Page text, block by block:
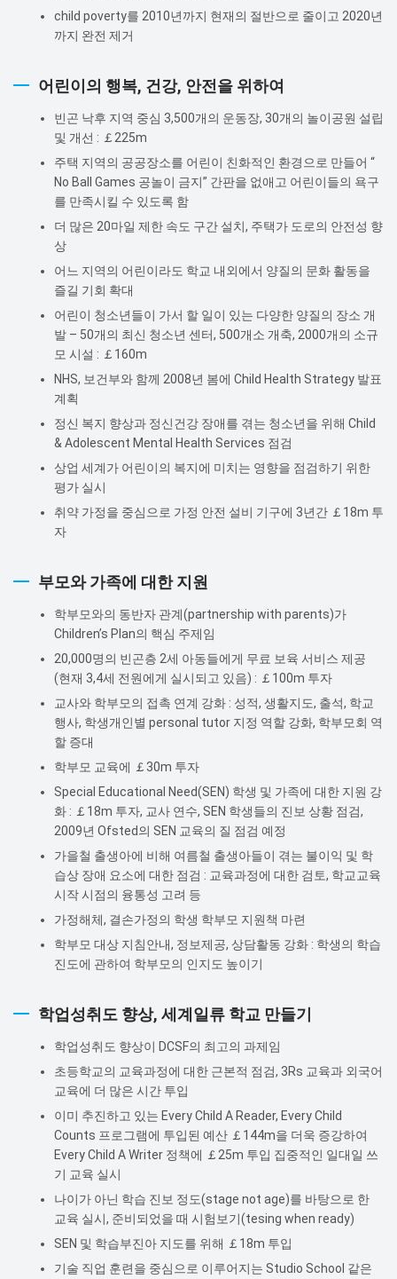
child poverty를 2010년까지 현재의 절반으로 줄이고 2020년
까지 완전 제거
어린이의 행복, 건강, 안전을 위하여
빈곤 낙후 지역 중심 3,500개의 운동장, 30개의 놀이공원 설립
및 개선 : ￡225m
주택 지역의 공공장소를 어린이 친화적인 환경으로 만들어 “
No Ball Games 공놀이 금지” 간판을 없애고 어린이들의 욕구
를 만족시킬 수 있도록 함
더 많은 20마일 제한 속도 구간 설치, 주택가 도로의 안전성 향
상
어느 지역의 어린이라도 학교 내외에서 양질의 문화 활동을
즐길 기회 확대
어린이 청소년들이 가서 할 일이 있는 다양한 양질의 장소 개
발 – 50개의 최신 청소년 센터, 500개소 개축, 2000개의 소규
모 시설 : ￡160m
NHS, 보건부와 함께 2008년 봄에 Child Health Strategy 발표
계획
정신 복지 향상과 정신건강 장애를 겪는 청소년을 위해 Child
& Adolescent Mental Health Services 점검
상업 세계가 어린이의 복지에 미치는 영향을 점검하기 위한
평가 실시
취약 가정을 중심으로 가정 안전 설비 기구에 3년간 ￡18m 투
자
부모와 가족에 대한 지원
학부모와의 동반자 관계(partnership with parents)가
Children’s Plan의 핵심 주제임
20,000명의 빈곤층 2세 아동들에게 무료 보육 서비스 제공
(현재 3,4세 전원에게 실시되고 있음) : ￡100m 투자
교사와 학부모의 접촉 연계 강화 : 성적, 생활지도, 출석, 학교
행사, 학생개인별 personal tutor 지정 역할 강화, 학부모회 역
할 증대
학부모 교육에 ￡30m 투자
Special Educational Need(SEN) 학생 및 가족에 대한 지원 강
화 : ￡18m 투자, 교사 연수, SEN 학생들의 진보 상황 점검,
2009년 Ofsted의 SEN 교육의 질 점검 예정
가을철 출생아에 비해 여름철 출생아들이 겪는 불이익 및 학
습상 장애 요소에 대한 점검 : 교육과정에 대한 검토, 학교교육
시작 시점의 융통성 고려 등
가정해체, 결손가정의 학생 학부모 지원책 마련
학부모 대상 지침안내, 정보제공, 상담활동 강화 : 학생의 학습
진도에 관하여 학부모의 인지도 높이기
학업성취도 향상, 세계일류 학교 만들기
학업성취도 향상이 DCSF의 최고의 과제임
초등학교의 교육과정에 대한 근본적 점검, 3Rs 교육과 외국어
교육에 더 많은 시간 투입
이미 추진하고 있는 Every Child A Reader, Every Child
Counts 프로그램에 투입된 예산 ￡144m을 더욱 증강하여
Every Child A Writer 정책에 ￡25m 투입 집중적인 일대일 쓰
기 교육 실시
나이가 아닌 학습 진보 정도(stage not age)를 바탕으로 한
교육 실시, 준비되었을 때 시험보기(tesing when ready)
SEN 및 학습부진아 지도를 위해 ￡18m 투입
기술 직업 훈련을 중심으로 이루어지는 Studio School 같은